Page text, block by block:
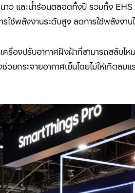
าว และน้ำร้อนตลอดทั้งปี รวมทั้ง
ช้พลังงานระดับสูง ลดการใช้พลังงา
ครื่องปรับอากาศฝังฝ้าที่สามารถสลับโห
วยกระจายอากาศเย็นโดยไม่ให้เกิดลม